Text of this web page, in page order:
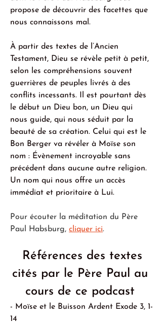
propose de découvrir des facettes que
nous connaissons mal.
À partir des textes de l’Ancien
Testament, Dieu se révèle petit à petit,
selon les compréhensions souvent
guerrières de peuples livrés à des
conflits incessants. Il est pourtant dès
le début un Dieu bon, un Dieu qui
nous guide, qui nous séduit par la
beauté de sa création. Celui qui est le
Bon Berger va révéler à Moïse son
nom : Évènement incroyable sans
précédent dans aucune autre religion.
Un nom qui nous offre un accès
immédiat et prioritaire à Lui.
Pour écouter la méditation du Père
Paul Habsburg, cliquer ici.
cités par le Père Paul au
cours de ce podcast
- Moïse et le Buisson Ardent Exode 3, 1-
14